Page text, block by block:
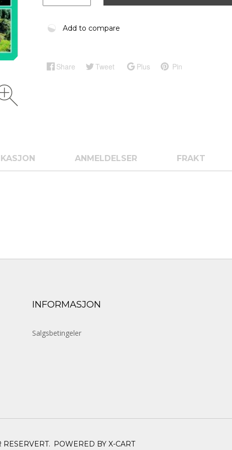
Add to compare
Share Tweet Plus Pin
ANMELDELSER FRAKT
INFORMASJON
Salgsbetingeler
POWERED BY X-CART